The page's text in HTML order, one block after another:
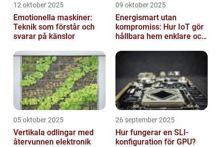
12 oktober 2025
Emotionella maskiner:
Teknik som förstår och
svarar på känslor
09 oktober 2025
Energismart utan
kompromiss: Hur IoT gör
hållbara hem enklare och
05 oktober 2025
Vertikala odlingar med
återvunnen elektronik
26 september 2025
Hur fungerar en SLI-
konfiguration för GPU?